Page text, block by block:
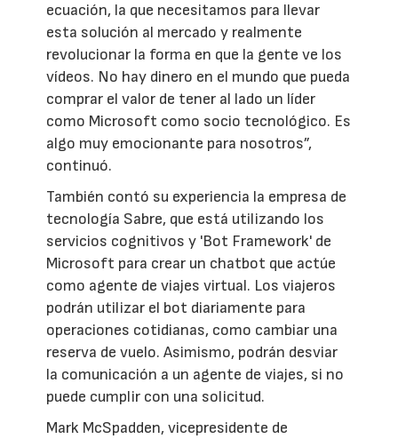
ecuación, la que necesitamos para llevar
esta solución al mercado y realmente
revolucionar la forma en que la gente ve los
vídeos. No hay dinero en el mundo que pueda
comprar el valor de tener al lado un líder
como Microsoft como socio tecnológico. Es
algo muy emocionante para nosotros”,
continuó.
También contó su experiencia la empresa de
tecnología Sabre, que está utilizando los
servicios cognitivos y 'Bot Framework' de
Microsoft para crear un chatbot que actúe
como agente de viajes virtual. Los viajeros
podrán utilizar el bot diariamente para
operaciones cotidianas, como cambiar una
reserva de vuelo. Asimismo, podrán desviar
la comunicación a un agente de viajes, si no
puede cumplir con una solicitud.
Mark McSpadden, vicepresidente de